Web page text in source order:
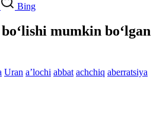
Bing
mumkin bo‘lgan
Uran aʼlochi abbat achchiq aberratsiya